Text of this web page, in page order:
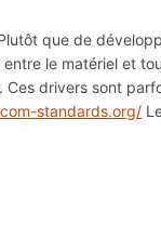
que de
le matériel et
drivers sont
standards.org/